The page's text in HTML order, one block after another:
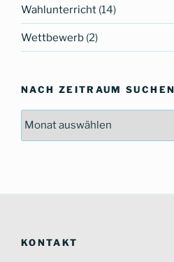
Wahlunterricht (14)
Wettbewerb (2)
NACH ZEITRAUM SUCHEN
Nach
KONTAKT